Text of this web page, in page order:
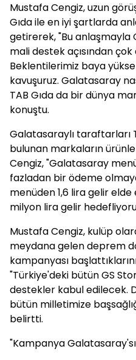
Mustafa Cengiz, uzun
Gıda ile en iyi şartlarda
getirerek, "Bu
mali destek açısından
Beklentilerimiz baya
kavuşuruz. Galatasaray
TAB Gıda da bir dünya
konuştu.
Galatasaraylı taraftarları
bulunan markaların
Cengiz, "Galatasaray
fazladan bir ödeme
menüden 1,6 lira gelir elde
milyon lira gelir
Mustafa Cengiz, kulüp
meydana gelen deprem
kampanyası
"Türkiye'deki bütün GS
destekler kabul edilecek.
bütün milletimize
belirtti.
"Kampanya